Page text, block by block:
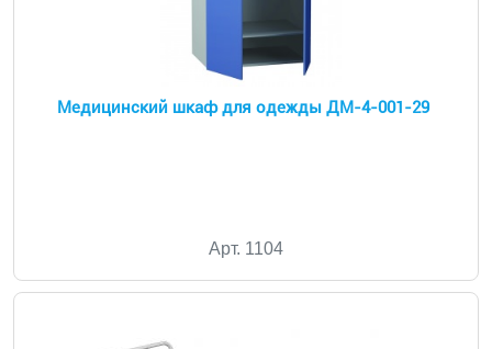
Медицинский шкаф для одежды ДМ-4-001-29
Арт. 1104